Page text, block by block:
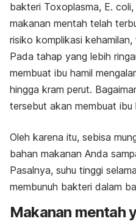
bakteri Toxoplasma, E. coli,
makanan mentah telah
risiko komplikasi kehamilan,
Pada tahap yang lebih
membuat ibu hamil
hingga kram perut.
tersebut akan membuat ibu
Oleh karena itu, sebisa
bahan makanan Anda
Pasalnya, suhu tinggi
membunuh bakteri dalam
Makanan mentah